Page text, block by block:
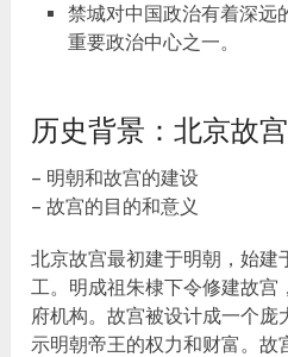
禁城对中国政治有着深远
重要政治中心之一。
历史背景：北京故
– 明朝和故宫的建设
– 故宫的目的和意义
北京故宫最初建于明朝，始
工。明成祖朱棣下令修建故宫
府机构。故宫被设计成一个庞
示明朝帝王的权力和财富。故